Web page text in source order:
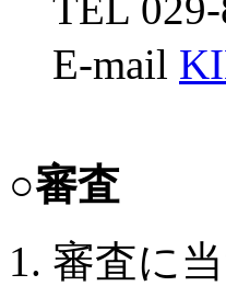
E-mail
○審査
審査に